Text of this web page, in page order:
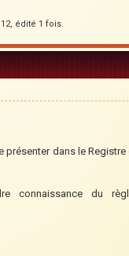
édité 1 fois.
dans le
connaissance du